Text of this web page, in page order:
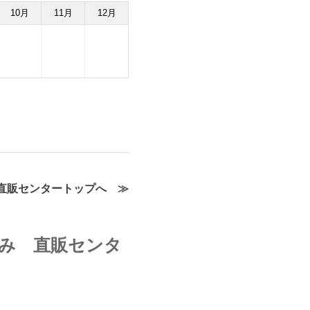
10月 11月 12月
販センタートップへ ≫
直販センタ